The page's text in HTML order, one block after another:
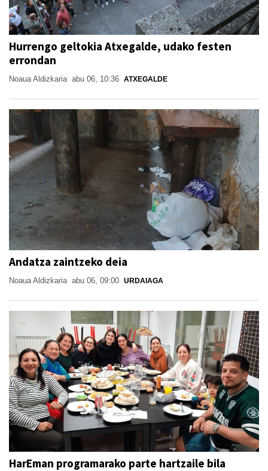
Hurrengo geltokia Atxegalde, udako festen
errondan
Noaua Aldizkaria abu 06, 10:36 ATXEGALDE
Andatza zaintzeko deia
Noaua Aldizkaria abu 06, 09:00 URDAIAGA
HarEman programarako parte hartzaile bila